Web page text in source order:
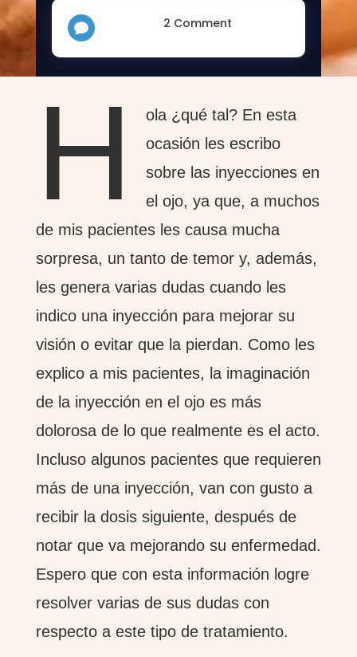
 2 Comment
H
ola ¿qué tal? En esta
ocasión les escribo
sobre las inyecciones en
el ojo, ya que, a muchos
de mis pacientes les causa mucha
sorpresa, un tanto de temor y, además,
les genera varias dudas cuando les
indico una inyección para mejorar su
visión o evitar que la pierdan. Como les
explico a mis pacientes, la imaginación
de la inyección en el ojo es más
dolorosa de lo que realmente es el acto.
Incluso algunos pacientes que requieren
más de una inyección, van con gusto a
recibir la dosis siguiente, después de
notar que va mejorando su enfermedad.
Espero que con esta información logre
resolver varias de sus dudas con
respecto a este tipo de tratamiento.